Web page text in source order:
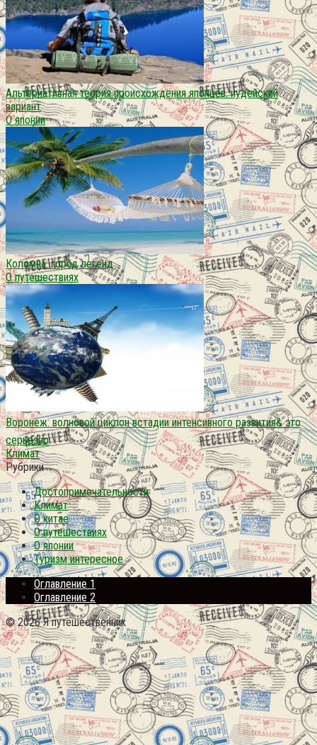
Альтернативная теория происхождения японцев. иудейский
вариант
О японии
Коломна: город легенд
О путешествиях
Воронеж: волновой циклон встадии интенсивного развития& это
серьезно
Климат
Рубрики
Достопримечательности
Климат
О китае
О путешествиях
О японии
Туризм интересное
Оглавление 1
Оглавление 2
© 2026 Я путешественник